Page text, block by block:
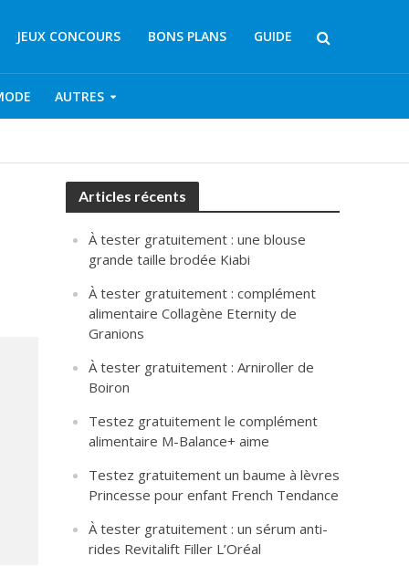
JEUX CONCOURS BONS PLANS GUIDE
AUTRES
Articles récents
À tester gratuitement : une blouse
grande taille brodée Kiabi
À tester gratuitement : complément
alimentaire Collagène Eternity de
Granions
À tester gratuitement : Arniroller de
Boiron
Testez gratuitement le complément
alimentaire M-Balance+ aime
Testez gratuitement un baume à lèvres
Princesse pour enfant French Tendance
À tester gratuitement : un sérum anti-
rides Revitalift Filler L’Oréal